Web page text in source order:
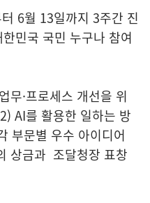
6월 13일까지 3주간 진
민국 국민 누구나 참여
무·프로세스 개선을 위
AI를 활용한 일하는 방
부문별 우수 아이디어
상금과 조달청장 표창